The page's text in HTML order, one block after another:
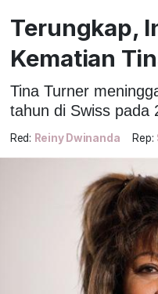
Terungkap,
Kematian
Tina Turner
tahun di Swiss pada
Red: Reiny Dwinanda Rep: